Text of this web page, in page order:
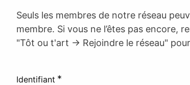
Seuls les membres de notre réseau
membre. Si vous ne l’êtes pas encore,
"Tôt ou t'art -> Rejoindre le réseau"
Identifiant *